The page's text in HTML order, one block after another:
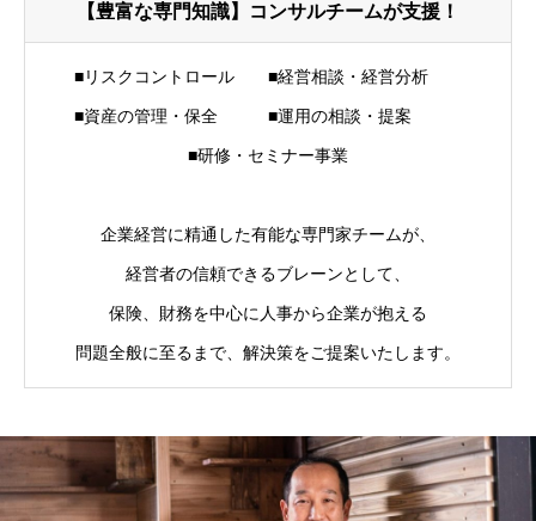
【豊富な専門知識】コンサルチームが支援！
■リスクコントロール ■経営相談・経営分析
■資産の管理・保全 ■運用の相談・提案
■研修・セミナー事業
企業経営に精通した有能な専門家チームが、
経営者の信頼できるブレーンとして、
保険、財務を中心に人事から企業が抱える
問題全般に至るまで、解決策をご提案いたします。